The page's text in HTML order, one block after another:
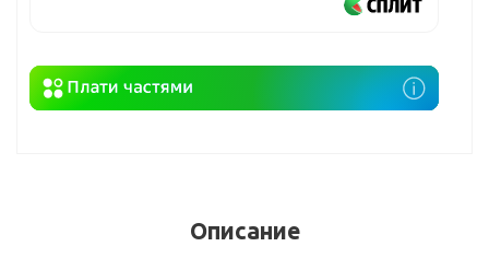
Описание